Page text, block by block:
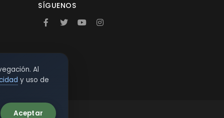
SÍGUENOS
Al
y uso de
Aceptar